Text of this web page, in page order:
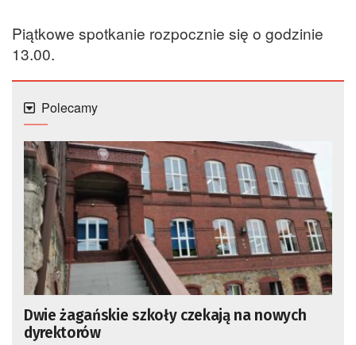
Piątkowe spotkanie rozpocznie się o godzinie
13.00.
Polecamy
Dwie żagańskie szkoły czekają na nowych
dyrektorów